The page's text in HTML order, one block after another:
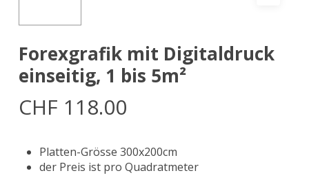
Forexgrafik mit Digitaldruck
einseitig, 1 bis 5m²
CHF 118.00
Platten-Grösse 300x200cm
der Preis ist pro Quadratmeter